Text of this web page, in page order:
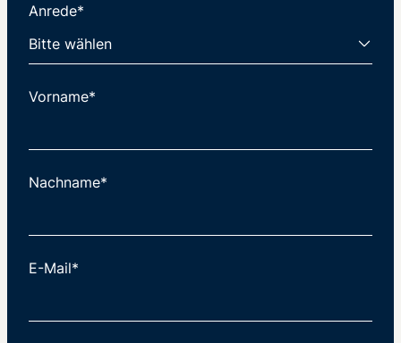
Anrede*
Vorname*
Nachname*
E-Mail*